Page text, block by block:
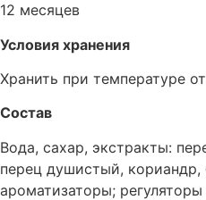
12 месяцев
Условия хранения
Хранить при температуре
Состав
Вода, сахар, экстракты:
перец душистый, кориандр,
ароматизаторы;